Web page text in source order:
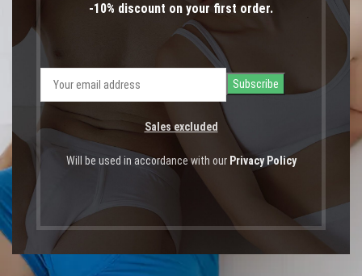
-10% discount on your first order.
Sales excluded
Will be used in accordance with our Privacy Policy